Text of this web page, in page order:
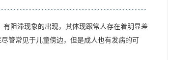
阻滞现象的出现，其体现跟常人存在着明显差
管常见于儿童傍边，但是成人也有发病的可